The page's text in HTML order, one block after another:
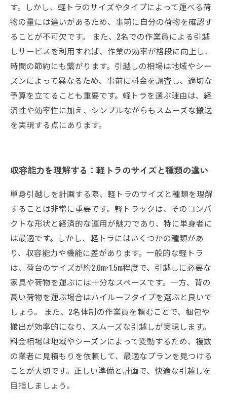
す。しかし、軽トラのサイズやタイプによって運べる荷
物の量には違いがあるため、事前に自分の荷物を確認す
ることが不可欠です。 また、2名での作業員による引越
しサービスを利用すれば、作業の効率が格段に向上し、
時間の節約にも繋がります。引越しの相場は地域やシー
ズンによって異なるため、事前に料金を調査し、適切な
予算を立てることも重要です。軽トラを選ぶ理由は、経
済性や効率性に加え、シンプルながらもスムーズな搬送
を実現する点にあります。
収容能力を理解する：軽トラのサイズと種類の違い
単身引越しを計画する際、軽トラのサイズと種類を理解
することは非常に重要です。軽トラックは、そのコンパ
クトな形状と経済的な運用が魅力であり、特に単身者に
は最適です。しかし、軽トラにはいくつかの種類があ
り、収容能力や機能に差があります。一般的な軽トラ
は、荷台のサイズが約2.0m×1.5m程度で、引越しに必要な
家具や荷物を運ぶには十分なスペースです。一方、背の
高い荷物を運ぶ場合はハイルーフタイプを選ぶと良いで
しょう。 また、2名体制の作業員を頼むことで、梱包や
搬出が効率的になり、スムーズな引越しが実現します。
料金相場は地域やシーズンによって変動するため、複数
の業者に見積もりを依頼して、最適なプランを見つける
ことが大切です。正しい準備と計画で、快適な引越しを
目指しましょう。